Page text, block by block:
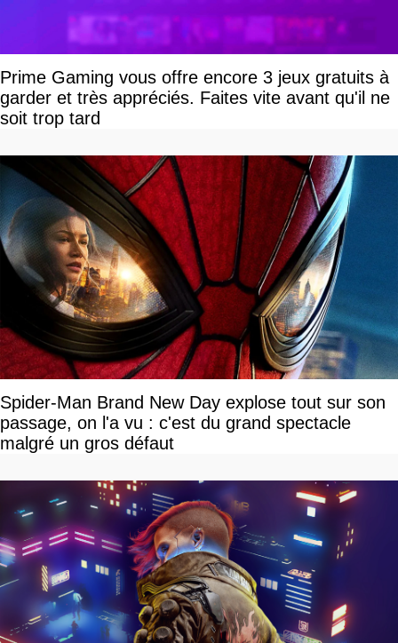
Prime Gaming vous offre encore 3 jeux gratuits à
garder et très appréciés. Faites vite avant qu'il ne
soit trop tard
Spider-Man Brand New Day explose tout sur son
passage, on l'a vu : c'est du grand spectacle
malgré un gros défaut